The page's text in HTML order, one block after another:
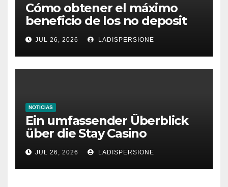
Cómo obtener el máximo
beneficio de los no deposit
bonus codes de roby casino
JUL 26, 2026 LADISPERSIONE
NOTICIAS
Ein umfassender Überblick
über die Stay Casino
Bonusbedingungen
JUL 26, 2026 LADISPERSIONE